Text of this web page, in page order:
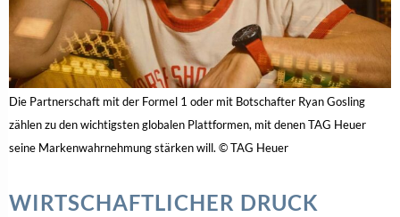
Die Partnerschaft mit der Formel 1 oder mit Botschafter Ryan Gosling
zählen zu den wichtigsten globalen Plattformen, mit denen TAG Heuer
seine Markenwahrnehmung stärken will. © TAG Heuer
WIRTSCHAFTLICHER DRUCK